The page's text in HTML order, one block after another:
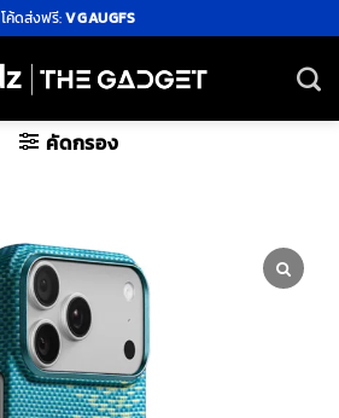
โค้ดส่งฟรี:VGAUGFS
คัดกรอง